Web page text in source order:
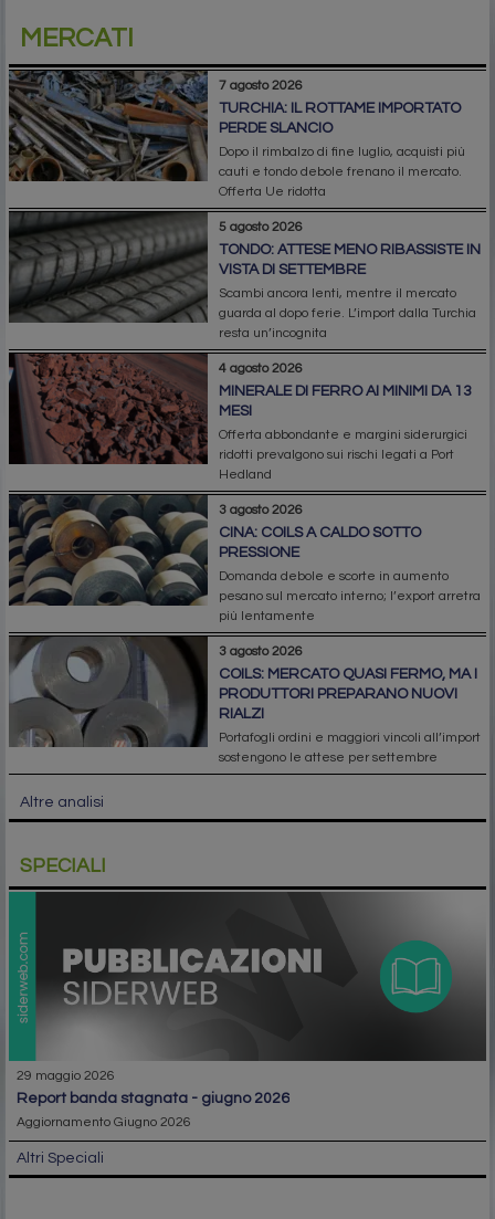
MERCATI
7 agosto 2026
TURCHIA: IL ROTTAME IMPORTATO
PERDE SLANCIO
Dopo il rimbalzo di fine luglio, acquisti più
cauti e tondo debole frenano il mercato.
Offerta Ue ridotta
5 agosto 2026
TONDO: ATTESE MENO RIBASSISTE IN
VISTA DI SETTEMBRE
Scambi ancora lenti, mentre il mercato
guarda al dopo ferie. L’import dalla Turchia
resta un’incognita
4 agosto 2026
MINERALE DI FERRO AI MINIMI DA 13
MESI
Offerta abbondante e margini siderurgici
ridotti prevalgono sui rischi legati a Port
Hedland
3 agosto 2026
CINA: COILS A CALDO SOTTO
PRESSIONE
Domanda debole e scorte in aumento
pesano sul mercato interno; l’export arretra
più lentamente
3 agosto 2026
COILS: MERCATO QUASI FERMO, MA I
PRODUTTORI PREPARANO NUOVI
RIALZI
Portafogli ordini e maggiori vincoli all’import
sostengono le attese per settembre
Altre analisi
SPECIALI
29 maggio 2026
report banda stagnata - giugno 2026
Aggiornamento Giugno 2026
Altri Speciali